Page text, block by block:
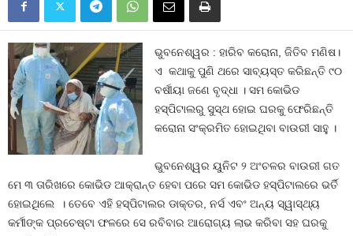
ଭୁବନେଶ୍ୱର : ହାରିବ କରୋନା, ଜିତିବ ମଣିଷ।
ଏ କଥାକୁ ପୁଣି ଥରେ ସାବ୍ୟସ୍ତ କରିଛନ୍ତି ୯୦
ବର୍ଷୀୟା ଜଣେ ବୃଦ୍ଧା । ସମ କୋଭିଡ
ହସ୍ପିଟାଲରୁ ସୁସ୍ଥ ହୋଇ ଘରକୁ ଫେରିଛନ୍ତି
କରୋନା ସଂକ୍ରମିତ ହୋଇଥିବା ବାଉରୀ ସାହୁ ।
ଭୁବନେଶ୍ୱର ୟୁନିଟ ୨ ଅଂଚଳର ବାଉରୀ ଗତ
ମେ ୩ ତାରିଖରେ କୋଭିଡ ଆକ୍ରାନ୍ତ ହେବା ପରେ ସମ କୋଭିଡ ହସ୍ପିଟାଲରେ ଭର୍ତି
ହୋଇଥିଲେ । ତେବେ ଏହି ହସ୍ପିଟାଲର ଡାକ୍ତର, ନର୍ସ ଏବଂ ଅନ୍ୟ ସ୍ୱାସ୍ଥ୍ୟ
କର୍ମୀଙ୍କ ପ୍ରଚେଷ୍ଟା ଫଳରେ ସେ ରବିବାର ଆରୋଗ୍ୟ ଲାଭ କରିବା ସହ ଘରକୁ